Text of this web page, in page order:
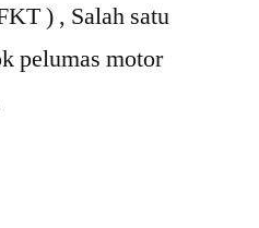
) , Salah satu
pelumas motor